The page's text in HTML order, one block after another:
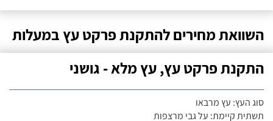
השוואת מחירים להתקנת פרקט עץ במעלות
התקנת פרקט עץ, עץ מלא - גושני
סוג העץ: עץ מרבאו
תשתית קיימת: על גבי מרצפות